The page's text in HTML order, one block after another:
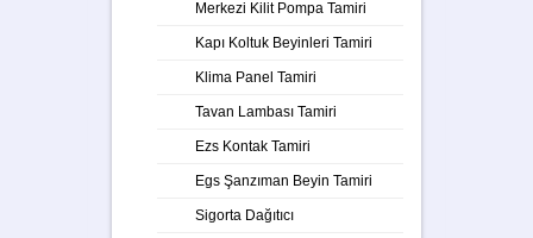
Merkezi Kilit Pompa Tamiri
Kapı Koltuk Beyinleri Tamiri
Klima Panel Tamiri
Tavan Lambası Tamiri
Ezs Kontak Tamiri
Egs Şanzıman Beyin Tamiri
Sigorta Dağıtıcı